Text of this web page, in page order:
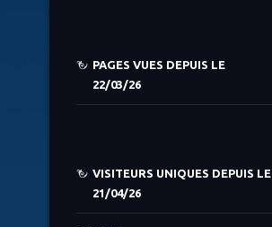
PAGES VUES DEPUIS LE
22/03/26
VISITEURS UNIQUES DEPUIS LE
21/04/26